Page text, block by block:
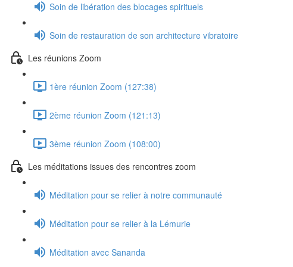
Soin de libération des blocages spirituels
Soin de restauration de son architecture vibratoire
Les réunions Zoom
1ère réunion Zoom (127:38)
2ème réunion Zoom (121:13)
3ème réunion Zoom (108:00)
Les méditations issues des rencontres zoom
Méditation pour se relier à notre communauté
Méditation pour se relier à la Lémurie
Méditation avec Sananda